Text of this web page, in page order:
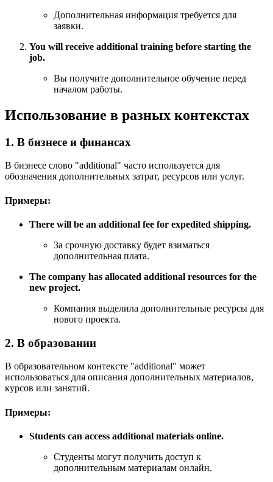
Дополнительная информация требуется для
заявки.
You will receive additional training before starting the
job.
Вы получите дополнительное обучение перед
началом работы.
Использование в разных контекстах
1. В бизнесе и финансах
В бизнесе слово "additional" часто используется для
обозначения дополнительных затрат, ресурсов или услуг.
Примеры:
There will be an additional fee for expedited shipping.
За срочную доставку будет взиматься
дополнительная плата.
The company has allocated additional resources for the
new project.
Компания выделила дополнительные ресурсы для
нового проекта.
2. В образовании
В образовательном контексте "additional" может
использоваться для описания дополнительных материалов,
курсов или занятий.
Примеры:
Students can access additional materials online.
Студенты могут получить доступ к
дополнительным материалам онлайн.